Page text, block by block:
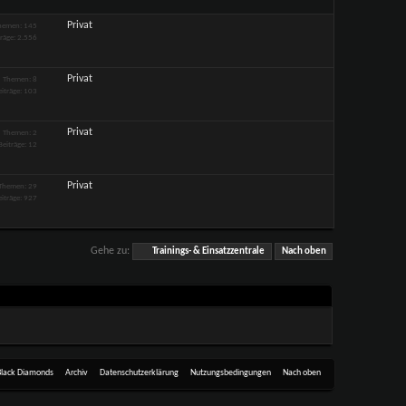
145
2.556
Privat
Themen: 8
103
Privat
Themen: 2
Beiträge: 12
Privat
Themen: 29
927
Privat
Gehe zu: Trainings- & Einsatzzentrale Nach oben
Diamonds Archiv Datenschutzerklärung Nutzungsbedingungen Nach oben